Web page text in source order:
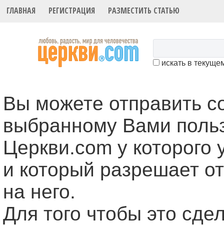
ГЛАВНАЯ РЕГИСТРАЦИЯ РАЗМЕСТИТЬ СТАТЬЮ
искать в
Вы можете отправить
выбранному Вами
Церкви.com у которого
и который разрешает
на него.
Для того чтобы это